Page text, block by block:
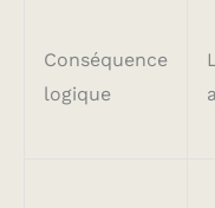
Conséquence
logique